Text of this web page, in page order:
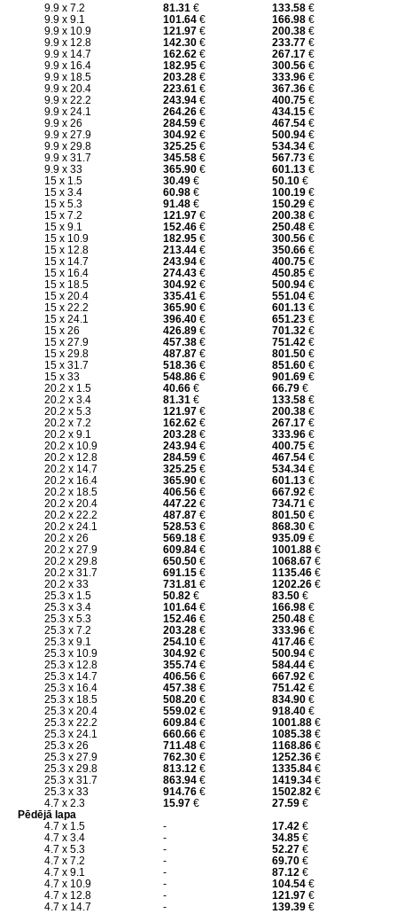
9.9 x 7.2
81.31€ 133.58€
9.9 x 9.1
101.64€ 166.98€
9.9 x 10.9
121.97€ 200.38€
9.9 x 12.8
142.30€ 233.77€
9.9 x 14.7
162.62€ 267.17€
9.9 x 16.4
182.95€ 300.56€
9.9 x 18.5
203.28€ 333.96€
9.9 x 20.4
223.61€ 367.36€
9.9 x 22.2
243.94€ 400.75€
9.9 x 24.1
264.26€ 434.15€
9.9 x 26
284.59€ 467.54€
9.9 x 27.9
304.92€ 500.94€
9.9 x 29.8
325.25€ 534.34€
9.9 x 31.7
345.58€ 567.73€
9.9 x 33
365.90€ 601.13€
15 x 1.5
30.49€ 50.10€
15 x 3.4
60.98€ 100.19€
15 x 5.3
91.48€ 150.29€
15 x 7.2
121.97€ 200.38€
15 x 9.1
152.46€ 250.48€
15 x 10.9
182.95€ 300.56€
15 x 12.8
213.44€ 350.66€
15 x 14.7
243.94€ 400.75€
15 x 16.4
274.43€ 450.85€
15 x 18.5
304.92€ 500.94€
15 x 20.4
335.41€ 551.04€
15 x 22.2
365.90€ 601.13€
15 x 24.1
396.40€ 651.23€
15 x 26
426.89€ 701.32€
15 x 27.9
457.38€ 751.42€
15 x 29.8
487.87€ 801.50€
15 x 31.7
518.36€ 851.60€
15 x 33
548.86€ 901.69€
20.2 x 1.5
40.66€ 66.79€
20.2 x 3.4
81.31€ 133.58€
20.2 x 5.3
121.97€ 200.38€
20.2 x 7.2
162.62€ 267.17€
20.2 x 9.1
203.28€ 333.96€
20.2 x 10.9
243.94€ 400.75€
20.2 x 12.8
284.59€ 467.54€
20.2 x 14.7
325.25€ 534.34€
20.2 x 16.4
365.90€ 601.13€
20.2 x 18.5
406.56€ 667.92€
20.2 x 20.4
447.22€ 734.71€
20.2 x 22.2
487.87€ 801.50€
20.2 x 24.1
528.53€ 868.30€
20.2 x 26
569.18€ 935.09€
20.2 x 27.9
609.84€ 1001.88€
20.2 x 29.8
650.50€ 1068.67€
20.2 x 31.7
691.15€ 1135.46€
20.2 x 33
731.81€ 1202.26€
25.3 x 1.5
50.82€ 83.50€
25.3 x 3.4
101.64€ 166.98€
25.3 x 5.3
152.46€ 250.48€
25.3 x 7.2
203.28€ 333.96€
25.3 x 9.1
254.10€ 417.46€
25.3 x 10.9
304.92€ 500.94€
25.3 x 12.8
355.74€ 584.44€
25.3 x 14.7
406.56€ 667.92€
25.3 x 16.4
457.38€ 751.42€
25.3 x 18.5
508.20€ 834.90€
25.3 x 20.4
559.02€ 918.40€
25.3 x 22.2
609.84€ 1001.88€
25.3 x 24.1
660.66€ 1085.38€
25.3 x 26
711.48€ 1168.86€
25.3 x 27.9
762.30€ 1252.36€
25.3 x 29.8
813.12€ 1335.84€
25.3 x 31.7
863.94€ 1419.34€
25.3 x 33
914.76€ 1502.82€
4.7 x 2.3
15.97€ 27.59€
Pēdējā lapa
4.7 x 1.5
- 17.42€
4.7 x 3.4
- 34.85€
4.7 x 5.3
- 52.27€
4.7 x 7.2
- 69.70€
4.7 x 9.1
- 87.12€
4.7 x 10.9
- 104.54€
4.7 x 12.8
- 121.97€
4.7 x 14.7
- 139.39€